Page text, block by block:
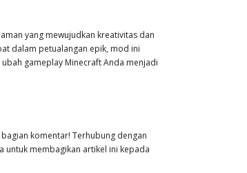
yang mewujudkan kreativitas dan
dalam petualangan epik, mod ini
gameplay Minecraft Anda menjadi
komentar! Terhubung dengan
untuk membagikan artikel ini kepada